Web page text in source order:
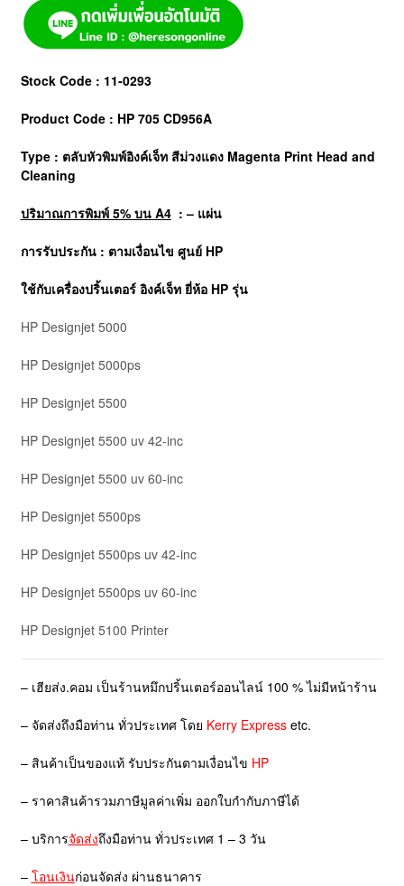
Stock Code : 11-0293
Product Code : HP 705 CD956A
Type : ตลับหัวพิมพ์อิงค์เจ็ท สีม่วงแดง Magenta Print Head and
Cleaning
ปริมาณการพิมพ์ 5% บน A4: – แผ่น
การรับประกัน : ตามเงื่อนไข ศูนย์ HP
ใช้กับเครื่องปริ้นเตอร์ อิงค์เจ็ท ยี่ห้อ HPรุ่น
HP Designjet 5000
HP Designjet 5000ps
HP Designjet 5500
HP Designjet 5500 uv 42-inc
HP Designjet 5500 uv 60-inc
HP Designjet 5500ps
HP Designjet 5500ps uv 42-inc
HP Designjet 5500ps uv 60-inc
HP Designjet 5100 Printer
– เฮียส่ง.คอม เป็นร้านหมึกปริ้นเตอร์ออนไลน์ 100 % ไม่มีหน้าร้าน
– จัดส่งถึงมือท่าน ทั่วประเทศ โดย Kerry Expressetc.
– สินค้าเป็นของแท้ รับประกันตามเงื่อนไข HP
– ราคาสินค้ารวมภาษีมูลค่าเพิ่ม ออกใบกำกับภาษีได้
– บริการจัดส่งถึงมือท่าน ทั่วประเทศ 1 – 3 วัน
– โอนเงินก่อนจัดส่ง ผ่านธนาคาร